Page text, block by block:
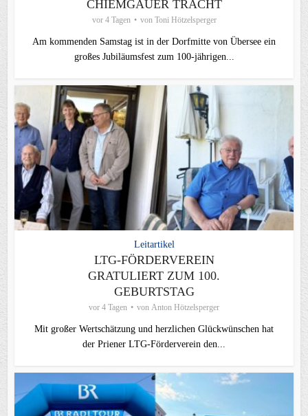
CHIEMGAUER TRACHT
vor 4 Tagen von Toni Hötzelsperger
Am kommenden Samstag ist in der Dorfmitte von Übersee ein
großes Jubiläumsfest zum 100-jährigen...
Leitartikel
LTG-FÖRDERVEREIN
GRATULIERT ZUM 100.
GEBURTSTAG
vor 4 Tagen von Anton Hötzelsperger
Mit großer Wertschätzung und herzlichen Glückwünschen hat
der Priener LTG‑Förderverein den...